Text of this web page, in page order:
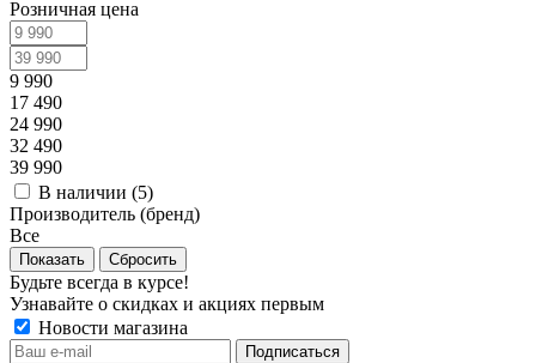
Розничная цена
9 990
17 490
24 990
32 490
39 990
В наличии (5)
Производитель (бренд)
Все
Сбросить
Будьте всегда в курсе!
Узнавайте о скидках и акциях первым
Новости магазина